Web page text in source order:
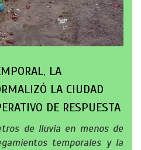
LA
LA CIUDAD
DE RESPUESTA
de lluvia en menos de
temporales y la